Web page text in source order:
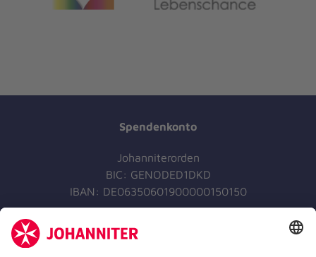
Spendenkonto
Johanniterorden
BIC: GENODED1DKD
IBAN: DE06350601900000150150
Jetzt spenden